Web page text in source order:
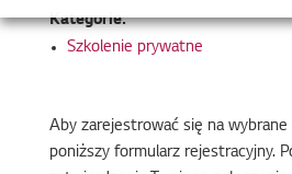
Kategorie:
Szkolenie prywatne
Aby zarejestrować się na wybrane
poniższy formularz rejestracyjny.